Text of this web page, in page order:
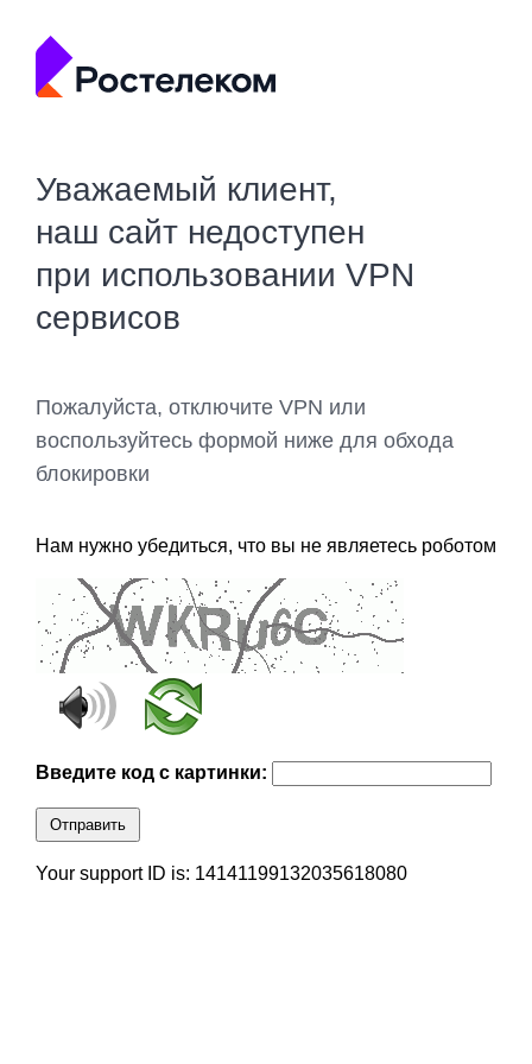
Уважаемый клиент,
наш сайт недоступен
при использовании VPN
сервисов
Пожалуйста, отключите VPN или
воспользуйтесь формой ниже для обхода
блокировки
Нам нужно убедиться, что вы не являетесь роботом
Введите код с картинки:
Отправить
Your support ID is: 14141199132035618080